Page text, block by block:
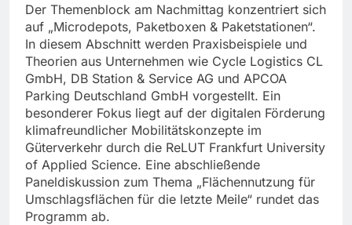
Der Themenblock am Nachmittag konzentriert sich
auf „Microdepots, Paketboxen & Paketstationen“.
In diesem Abschnitt werden Praxisbeispiele und
Theorien aus Unternehmen wie Cycle Logistics CL
GmbH, DB Station & Service AG und APCOA
Parking Deutschland GmbH vorgestellt. Ein
besonderer Fokus liegt auf der digitalen Förderung
klimafreundlicher Mobilitätskonzepte im
Güterverkehr durch die ReLUT Frankfurt University
of Applied Science. Eine abschließende
Paneldiskussion zum Thema „Flächennutzung für
Umschlagsflächen für die letzte Meile“ rundet das
Programm ab.